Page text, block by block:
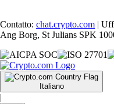
Contatto: chat.crypto.com |
Ang Borg, St Julians SPK
Italiano
|